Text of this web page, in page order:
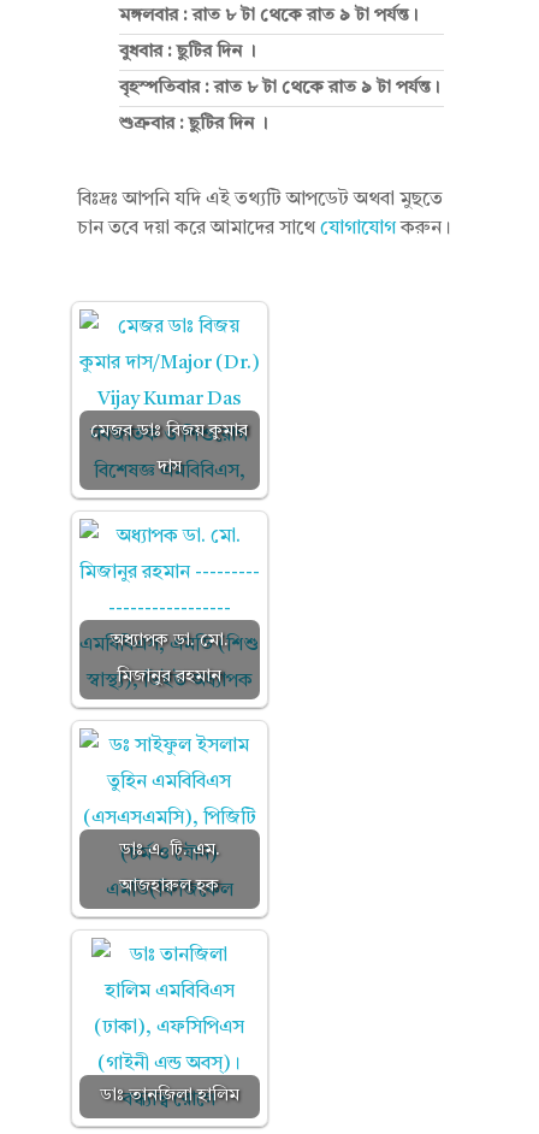
মঙ্গলবার : রাত ৮ টা থেকে রাত ৯ টা পর্যন্ত।
বুধবার : ছুটির দিন ।
বৃহস্পতিবার : রাত ৮ টা থেকে রাত ৯ টা পর্যন্ত।
শুক্রবার : ছুটির দিন ।
বিঃদ্রঃ আপনি যদি এই তথ্যটি আপডেট অথবা মুছতে
চান তবে দয়া করে আমাদের সাথে যোগাযোগকরুন।
মেজর ডাঃ বিজয় কুমার
দাস
অধ্যাপক ডা. মো.
মিজানুর রহমান
ডাঃ এ. টি. এম.
আজহারুল হক
ডাঃ তানজিলা হালিম